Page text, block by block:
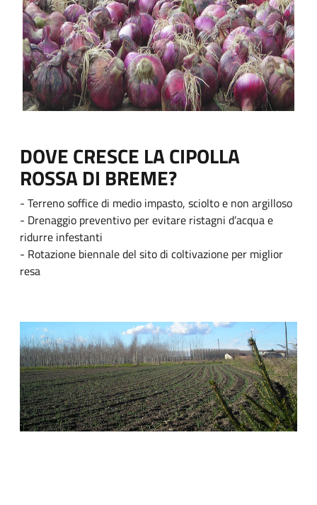
DOVE CRESCE LA CIPOLLA
ROSSA DI BREME?
- Terreno soffice di medio impasto, sciolto e non argilloso
- Drenaggio preventivo per evitare ristagni d’acqua e
ridurre infestanti
- Rotazione biennale del sito di coltivazione per miglior
resa